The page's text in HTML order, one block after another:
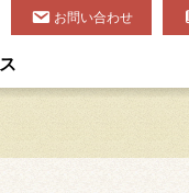
お問い合わせ